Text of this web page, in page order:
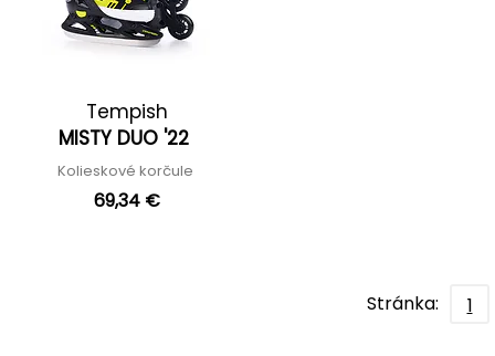
Tempish
MISTY DUO '22
Kolieskové korčule
69,34 €
Stránka: 1